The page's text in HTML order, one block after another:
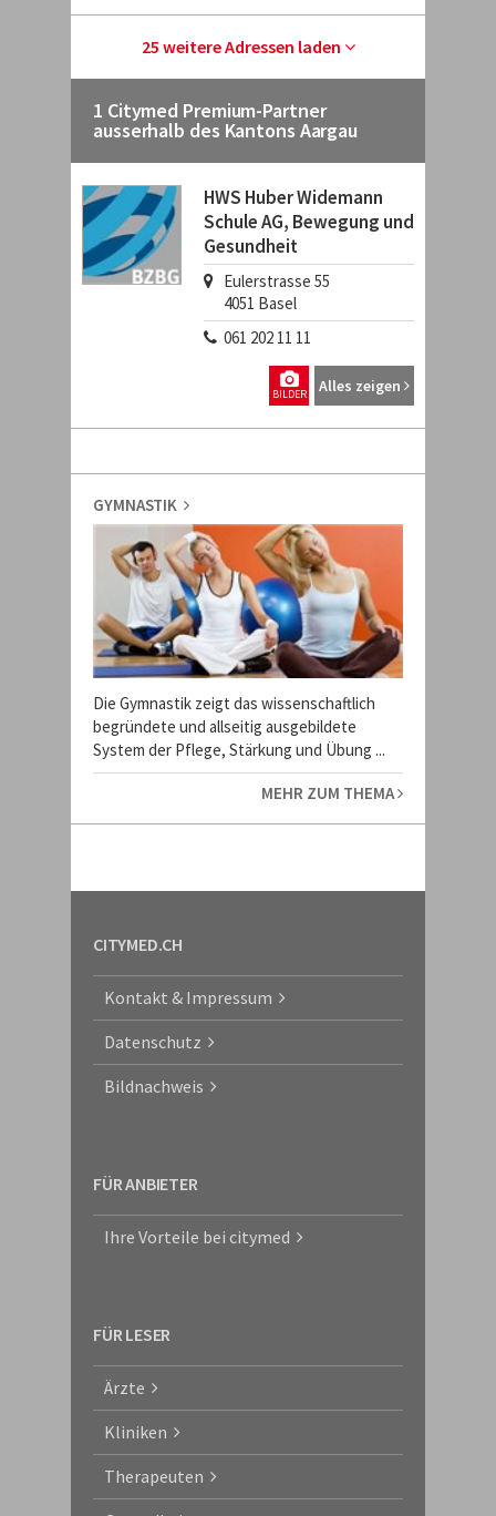
25 weitere Adressen laden
1 Citymed Premium-Partner
ausserhalb des Kantons Aargau
HWS Huber Widemann
Schule AG, Bewegung und
Gesundheit
Eulerstrasse 55
4051 Basel
061 202 11 11
Alles zeigen
BILDER
GYMNASTIK
Die Gymnastik zeigt das wissenschaftlich
begründete und allseitig ausgebildete
System der Pflege, Stärkung und Übung ...
MEHR ZUM THEMA
CITYMED.CH
Kontakt & Impressum
Datenschutz
Bildnachweis
FÜR ANBIETER
Ihre Vorteile bei citymed
FÜR LESER
Ärzte
Kliniken
Therapeuten